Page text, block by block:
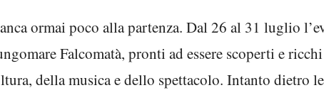
ormai poco alla partenza. Dal 26 al 31 luglio
Falcomatà, pronti ad essere scoperti e
della musica e dello spettacolo. Intanto dietro